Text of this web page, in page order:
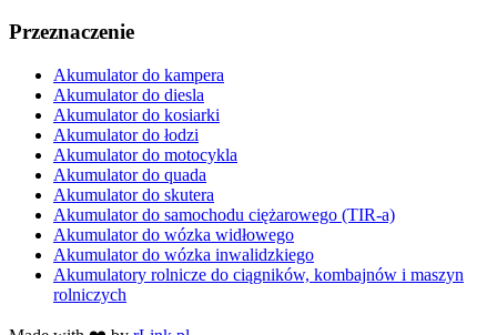
Przeznaczenie
Akumulator do kampera
Akumulator do diesla
Akumulator do kosiarki
Akumulator do łodzi
Akumulator do motocykla
Akumulator do quada
Akumulator do skutera
Akumulator do samochodu ciężarowego (TIR-a)
Akumulator do wózka widłowego
Akumulator do wózka inwalidzkiego
Akumulatory rolnicze do ciągników, kombajnów i maszyn
rolniczych